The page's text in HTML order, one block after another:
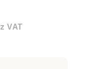
z VAT